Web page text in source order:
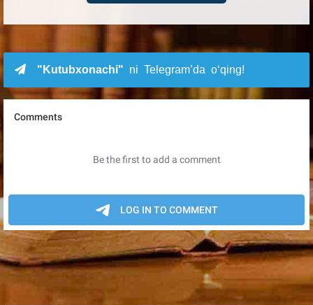
"Kutubxonachi" ni Telegram’da o‘qing!